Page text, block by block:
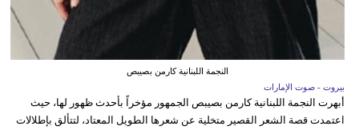
النجمة اللبنانية كارمن بصيبص
بيروت - صوت الإمارات
أبهرت النجمة اللبنانية كارمن بصيبص الجمهور مؤخراً بأحدث ظهور لها، حيث
اعتمدت قصة الشعر القصير متخلية عن شعرها الطويل المعتاد، لتتألق بإطلالات